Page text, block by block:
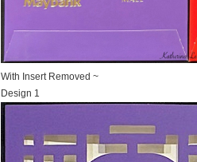
With Insert Removed ~
Design 1